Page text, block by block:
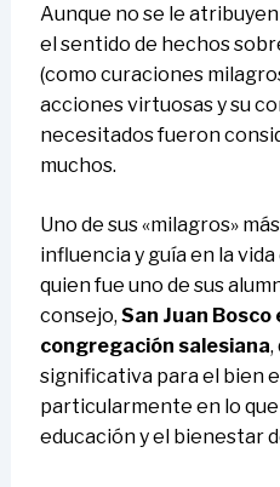
Aunque no se le
el sentido de hechos
(como curaciones
acciones virtuosas y su
necesitados fueron
muchos.
Uno de sus «milagros»
influencia y guía en la vida
quien fue uno de sus
consejo, San Juan
congregación salesiana,
significativa para el bien
particularmente en lo
educación y el bienestar